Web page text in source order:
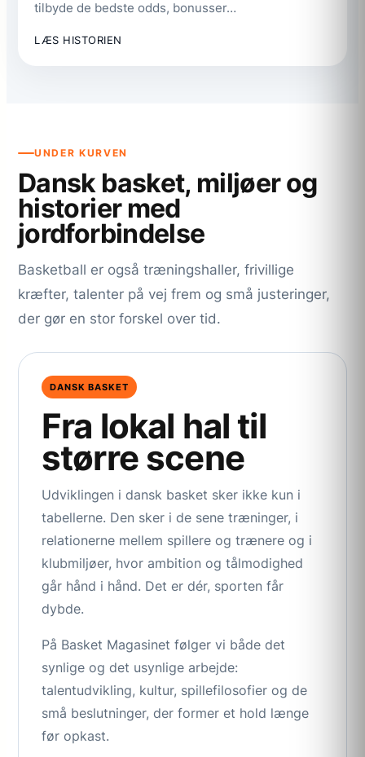
tilbyde de bedste odds, bonusser…
LÆS HISTORIEN
OG
UNDER KURVEN
Dansk basket, miljøer og
historier med
jordforbindelse
Basketball er også træningshaller, frivillige
kræfter, talenter på vej frem og små justeringer,
der gør en stor forskel over tid.
DANSK BASKET
Fra lokal hal til
større scene
Udviklingen i dansk basket sker ikke kun i
tabellerne. Den sker i de sene træninger, i
relationerne mellem spillere og trænere og i
klubmiljøer, hvor ambition og tålmodighed
går hånd i hånd. Det er dér, sporten får
dybde.
På Basket Magasinet følger vi både det
synlige og det usynlige arbejde:
talentudvikling, kultur, spillefilosofier og de
små beslutninger, der former et hold længe
før opkast.